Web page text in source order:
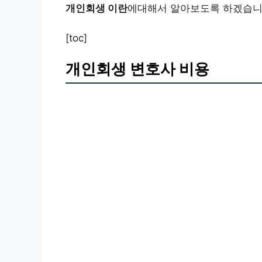
개인회생 이란에대해서 알아보도록 하겠습
[toc]
개인회생 변호사 비용